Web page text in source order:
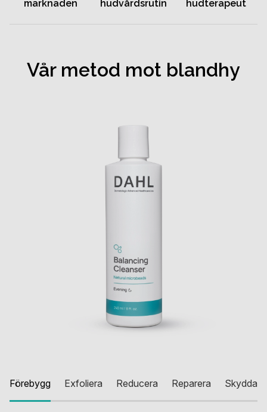
marknaden
hudvårdsrutin
hudterapeut
Vår metod mot blandhy
Förebygg Exfoliera Reducera Reparera Skydda